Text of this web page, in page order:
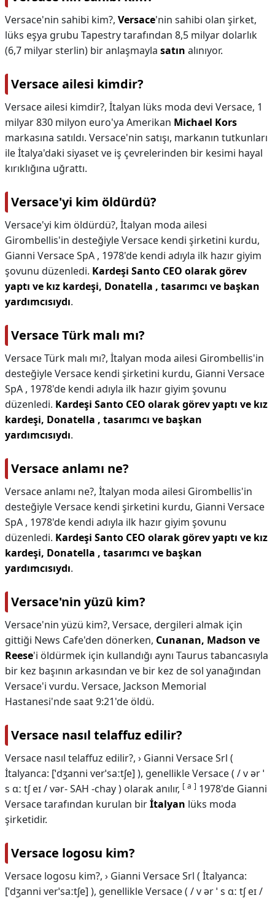
Versace'nin sahibi kim?, Versace'nin sahibi olan şirket,
lüks eşya grubu Tapestry tarafından 8,5 milyar dolarlık
(6,7 milyar sterlin) bir anlaşmayla satın alınıyor.
Versace ailesi kimdir?
Versace ailesi kimdir?, İtalyan lüks moda devi Versace, 1
milyar 830 milyon euro'ya Amerikan Michael Kors
markasına satıldı. Versace'nin satışı, markanın tutkunları
ile İtalya'daki siyaset ve iş çevrelerinden bir kesimi hayal
kırıklığına uğrattı.
Versace'yi kim öldürdü?
Versace'yi kim öldürdü?, İtalyan moda ailesi
Girombellis'in desteğiyle Versace kendi şirketini kurdu,
Gianni Versace SpA , 1978'de kendi adıyla ilk hazır giyim
şovunu düzenledi. Kardeşi Santo CEO olarak görev
yaptı ve kız kardeşi, Donatella , tasarımcı ve başkan
yardımcısıydı.
Versace Türk malı mı?
Versace Türk malı mı?, İtalyan moda ailesi Girombellis'in
desteğiyle Versace kendi şirketini kurdu, Gianni Versace
SpA , 1978'de kendi adıyla ilk hazır giyim şovunu
düzenledi. Kardeşi Santo CEO olarak görev yaptı ve kız
kardeşi, Donatella , tasarımcı ve başkan
yardımcısıydı.
Versace anlamı ne?
Versace anlamı ne?, İtalyan moda ailesi Girombellis'in
desteğiyle Versace kendi şirketini kurdu, Gianni Versace
SpA , 1978'de kendi adıyla ilk hazır giyim şovunu
düzenledi. Kardeşi Santo CEO olarak görev yaptı ve kız
kardeşi, Donatella , tasarımcı ve başkan
yardımcısıydı.
Versace'nin yüzü kim?
Versace'nin yüzü kim?, Versace, dergileri almak için
gittiği News Cafe'den dönerken, Cunanan, Madson ve
Reese'i öldürmek için kullandığı aynı Taurus tabancasıyla
bir kez başının arkasından ve bir kez de sol yanağından
Versace'i vurdu. Versace, Jackson Memorial
Hastanesi'nde saat 9:21'de öldü.
Versace nasıl telaffuz edilir?
Versace nasıl telaffuz edilir?, › Gianni Versace Srl (
İtalyanca: [ˈdʒanni verˈsaːtʃe] ), ​​genellikle Versace ( / v ər ˈ
s ɑː tʃ eɪ / vər- SAH -chay ) olarak anılır, [ a ] ​​1978'de Gianni
Versace tarafından kurulan birİtalyan lüks moda
şirketidir.
Versace logosu kim?
Versace logosu kim?, › Gianni Versace Srl ( İtalyanca:
[ˈdʒanni verˈsaːtʃe] ), ​​genellikle Versace ( / v ər ˈ s ɑː tʃ eɪ /